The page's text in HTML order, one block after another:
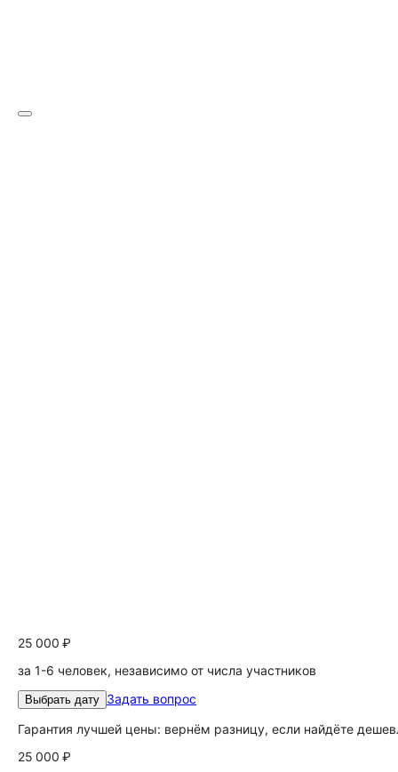
25 000 ₽
за 1-6 человек, независимо от числа участников
Выбрать дату Задать вопрос
Гарантия лучшей цены: вернём разницу, если найдёте
25 000 ₽